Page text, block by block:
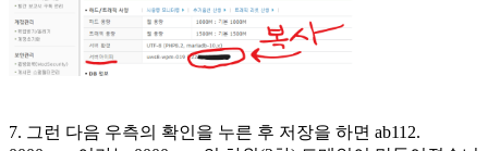
7. 그런 다음 우측의 확인을 누른 후 저장을 하면 ab112.